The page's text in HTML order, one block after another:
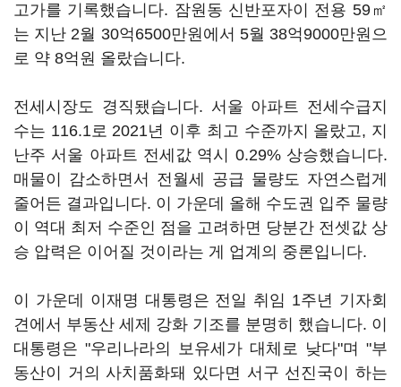
고가를 기록했습니다. 잠원동 신반포자이 전용 59㎡
는 지난 2월 30억6500만원에서 5월 38억9000만원으
로 약 8억원 올랐습니다.
전세시장도 경직됐습니다. 서울 아파트 전세수급지
수는 116.1로 2021년 이후 최고 수준까지 올랐고, 지
난주 서울 아파트 전세값 역시 0.29% 상승했습니다.
매물이 감소하면서 전월세 공급 물량도 자연스럽게
줄어든 결과입니다. 이 가운데 올해 수도권 입주 물량
이 역대 최저 수준인 점을 고려하면 당분간 전셋값 상
승 압력은 이어질 것이라는 게 업계의 중론입니다.
이 가운데 이재명 대통령은 전일 취임 1주년 기자회
견에서 부동산 세제 강화 기조를 분명히 했습니다. 이
대통령은 "우리나라의 보유세가 대체로 낮다"며 "부
동산이 거의 사치품화돼 있다면 서구 선진국이 하는